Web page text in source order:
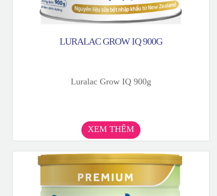
LURALAC GROW IQ 900G
Luralac Grow IQ 900g
XEM THÊM